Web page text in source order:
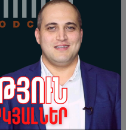
Нарек
шантажа и Армянская
Нарек